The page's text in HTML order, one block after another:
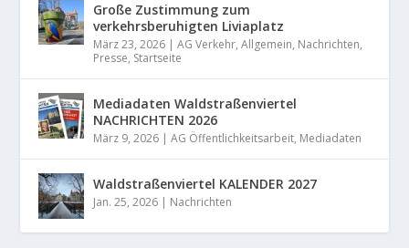
Große Zustimmung zum
verkehrsberuhigten Liviaplatz
März 23, 2026 |AG Verkehr,Allgemein, Nachrichten,
Presse, Startseite
Mediadaten Waldstraßenviertel
NACHRICHTEN 2026
März 9, 2026 |AG Öffentlichkeitsarbeit, Mediadaten
Waldstraßenviertel KALENDER 2027
Jan. 25, 2026 | Nachrichten